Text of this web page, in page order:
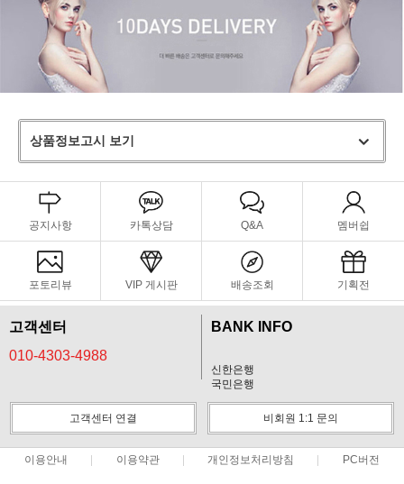
상품정보고시 보기
공지사항 카톡상담 Q&A 멤버쉽
포토리뷰 VIP 게시판 배송조회 기획전
고객센터
010-4303-4988
BANK INFO
신한은행
국민은행
고객센터 연결 비회원 1:1 문의
이용안내 이용약관 개인정보처리방침 PC버전